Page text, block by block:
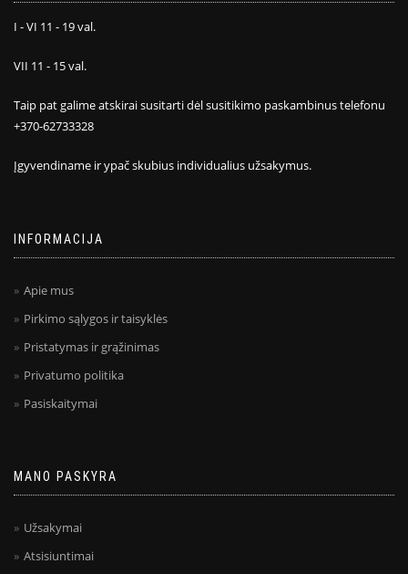
I - VI 11 - 19 val.
VII 11 - 15 val.
Taip pat galime atskirai susitarti dėl susitikimo paskambinus telefonu
+370-62733328
Įgyvendiname ir ypač skubius individualius užsakymus.
INFORMACIJA
Apie mus
Pirkimo sąlygos ir taisyklės
Pristatymas ir grąžinimas
Privatumo politika
Pasiskaitymai
MANO PASKYRA
Užsakymai
Atsisiuntimai